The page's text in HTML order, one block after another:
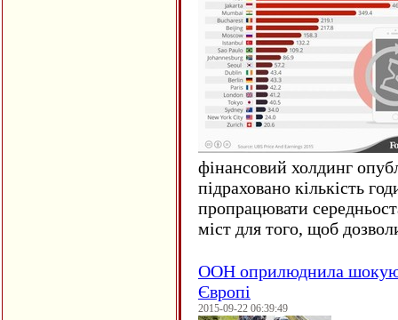
фінансовий холдинг
підраховано кількість
пропрацювати
міст для того, щоб
ООН оприлюднила
Європі
2015-09-22 06:39:49